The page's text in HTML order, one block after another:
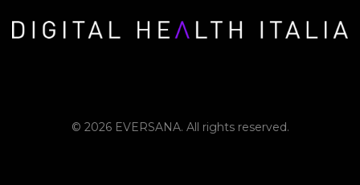
© 2026 EVERSANA. All rights reserved.